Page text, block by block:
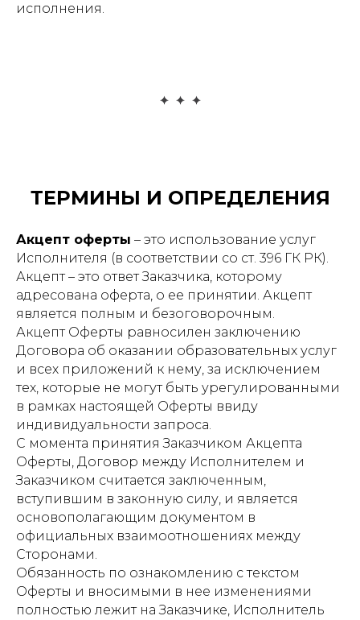
исполнения.
ТЕРМИНЫ И ОПРЕДЕЛЕНИЯ
Акцепт оферты – это использование услуг
Исполнителя (в соответствии со ст. 396 ГК РК).
Акцепт – это ответ Заказчика, которому
адресована оферта, о ее принятии. Акцепт
является полным и безоговорочным.
Акцепт Оферты равносилен заключению
Договора об оказании образовательных услуг
и всех приложений к нему, за исключением
тех, которые не могут быть урегулированными
в рамках настоящей Оферты ввиду
индивидуальности запроса.
С момента принятия Заказчиком Акцепта
Оферты, Договор между Исполнителем и
Заказчиком считается заключенным,
вступившим в законную силу, и является
основополагающим документом в
официальных взаимоотношениях между
Сторонами.
Обязанность по ознакомлению с текстом
Оферты и вносимыми в нее изменениями
полностью лежит на Заказчике, Исполнитель